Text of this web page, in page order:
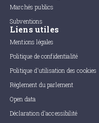
Marchés publics
Subventions
Liens utiles
Mentions légales
Politique de confidentialité
Politique d'utilisation des cookies
Règlement du parlement
Open data
Déclaration d'accessibilité